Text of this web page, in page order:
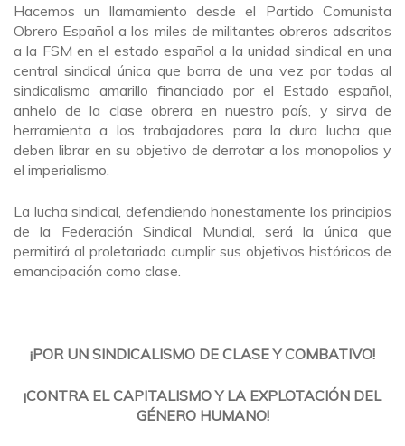
Hacemos un llamamiento desde el Partido Comunista
Obrero Español a los miles de militantes obreros adscritos
a la FSM en el estado español a la unidad sindical en una
central sindical única que barra de una vez por todas al
sindicalismo amarillo financiado por el Estado español,
anhelo de la clase obrera en nuestro país, y sirva de
herramienta a los trabajadores para la dura lucha que
deben librar en su objetivo de derrotar a los monopolios y
el imperialismo.
La lucha sindical, defendiendo honestamente los principios
de la Federación Sindical Mundial, será la única que
permitirá al proletariado cumplir sus objetivos históricos de
emancipación como clase.
¡POR UN SINDICALISMO DE CLASE Y COMBATIVO!
¡CONTRA EL CAPITALISMO Y LA EXPLOTACIÓN DEL
GÉNERO HUMANO!